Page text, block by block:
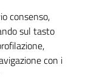
consenso,
sul tasto
con i